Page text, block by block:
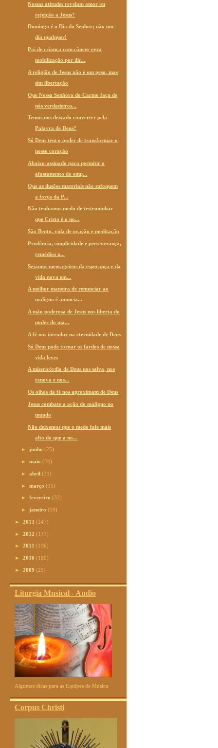
Nossas atitudes revelam amor ou
rejeição a Jesus?
Domingo é o Dia do Senhor; não um
dia qualquer!
Pai de criança com câncer gera
mobilização por dir...
A religião de Jesus não é um peso, mas
sim libertação
Que Nossa Senhora do Carmo faça de
nós verdadeiros...
Temos nos deixado converter pela
Palavra de Deus?
Só Deus tem o poder de transformar o
nosso coração
Abaixo-assinado para permitir o
afastamento do emp...
Que as ilusões materiais não sufoquem
a força da P...
Não tenhamos medo de testemunhar
que Cristo é o no...
São Bento, vida de oração e meditação
Prudência, simplicidade e perseverança,
remédios n...
Sejamos mensageiros da esperança e da
vida nova em...
A melhor maneira de renunciar ao
maligno é anuncia...
A mão poderosa de Jesus nos liberta do
poder do ma...
A fé nos introduz na eternidade de Deus
Só Deus pode tornar os fardos de nossa
vida leves
A misericórdia de Deus nos salva, nos
renova e nos...
Os olhos da fé nos aproximam de Deus
Jesus combate a ação do maligno no
mundo
Não deixemos que o medo fale mais
alto do que a no...
► junho(25)
►maio(24)
►abril(31)
►março(31)
►fevereiro(32)
► janeiro(19)
► 2013 (247)
► 2012 (177)
► 2011 (196)
► 2010 (180)
► 2009 (25)
Liturgia Musical - Audio
Algumas dicas para as Equipes de Música
Corpus Christi